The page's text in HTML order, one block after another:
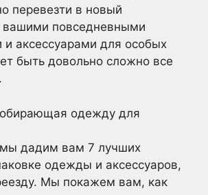
перевезти в новый
повседневными
и аксессуарами для особых
быть довольно сложно все
дадим вам 7 лучших
одежды и аксессуаров,
Мы покажем вам, как